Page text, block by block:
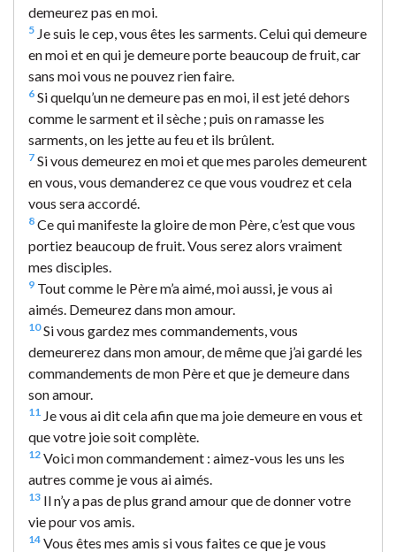
demeurez pas en moi.
5 Je suis le cep, vous êtes les sarments. Celui qui demeure
en moi et en qui je demeure porte beaucoup de fruit, car
sans moi vous ne pouvez rien faire.
6 Si quelqu’un ne demeure pas en moi, il est jeté dehors
comme le sarment et il sèche ; puis on ramasse les
sarments, on les jette au feu et ils brûlent.
7 Si vous demeurez en moi et que mes paroles demeurent
en vous, vous demanderez ce que vous voudrez et cela
vous sera accordé.
8 Ce qui manifeste la gloire de mon Père, c’est que vous
portiez beaucoup de fruit. Vous serez alors vraiment
mes disciples.
9 Tout comme le Père m’a aimé, moi aussi, je vous ai
aimés. Demeurez dans mon amour.
10Si vous gardez mes commandements, vous
demeurerez dans mon amour, de même que j’ai gardé les
commandements de mon Père et que je demeure dans
son amour.
11 Je vous ai dit cela afin que ma joie demeure en vous et
que votre joie soit complète.
12 Voici mon commandement : aimez-vous les uns les
autres comme je vous ai aimés.
13 Il n’y a pas de plus grand amour que de donner votre
vie pour vos amis.
14 Vous êtes mes amis si vous faites ce que je vous